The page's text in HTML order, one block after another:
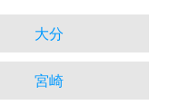
大分
宮崎